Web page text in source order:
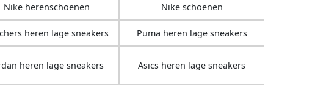
Nike herenschoenen Nike schoenen
heren lage sneakers Puma heren lage sneakers
heren lage sneakers Asics heren lage sneakers